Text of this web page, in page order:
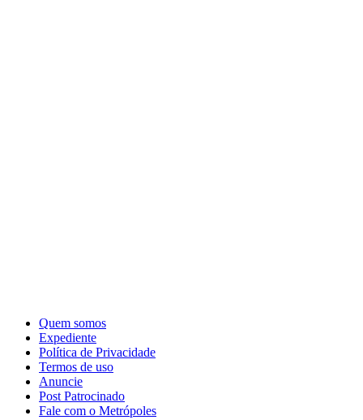
Quem somos
Expediente
Política de Privacidade
Termos de uso
Anuncie
Post Patrocinado
Fale com o Metrópoles